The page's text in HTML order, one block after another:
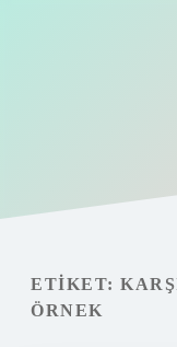
Gizlilik Politikası
Hakkımızda
ETIKET:
ÖRNEK